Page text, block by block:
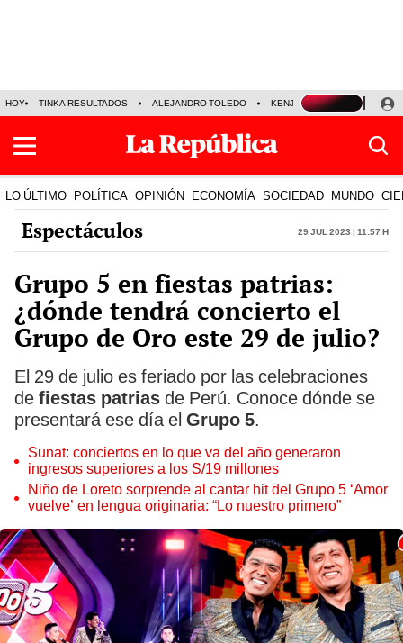
HOY TINKA RESULTADOS ALEJANDRO TOLEDO KENJI FUJIMORI
LO ÚLTIMO POLÍTICA OPINIÓN ECONOMÍA SOCIEDAD MUNDO
Espectáculos 29 Jul 2023 | 11:57 h
Grupo 5 en fiestas patrias:
¿dónde tendrá concierto el
Grupo de Oro este 29 de julio?
El 29 de julio es feriado por las celebraciones
de fiestas patrias de Perú. Conoce dónde se
presentará ese día el Grupo 5.
Sunat: conciertos en lo que va del año generaron
ingresos superiores a los S/19 millones
Niño de Loreto sorprende al cantar hit del Grupo 5 ‘Amor
vuelve’ en lengua originaria: “Lo nuestro primero”